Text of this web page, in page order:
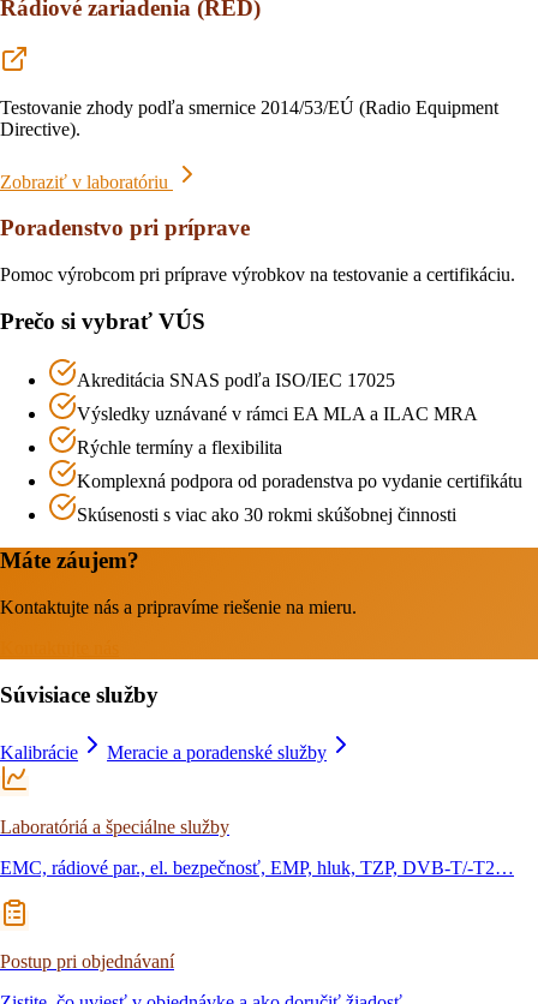
Rádiové zariadenia (RED)
Testovanie zhody podľa smernice 2014/53/EÚ (Radio Equipment
Directive).
Zobraziť v laboratóriu
Poradenstvo pri príprave
Pomoc výrobcom pri príprave výrobkov na testovanie a certifikáciu.
Prečo si vybrať VÚS
Akreditácia SNAS podľa ISO/IEC 17025
Výsledky uznávané v rámci EA MLA a ILAC MRA
Rýchle termíny a flexibilita
Komplexná podpora od poradenstva po vydanie certifikátu
Skúsenosti s viac ako 30 rokmi skúšobnej činnosti
Máte záujem?
Kontaktujte nás a pripravíme riešenie na mieru.
Súvisiace služby
Kalibrácie Meracie a poradenské služby
Laboratóriá a špeciálne služby
EMC, rádiové par., el. bezpečnosť, EMP, hluk, TZP, DVB-T/-T2…
Postup pri objednávaní